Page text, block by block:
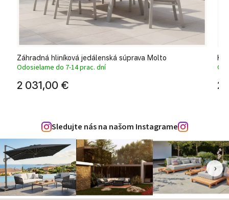
Záhradná hliníková jedálenská súprava Molto
Odosielame do 7-14 prac. dní
2 031,00 € 2
Sledujte nás na našom Instagrame
‹ ›